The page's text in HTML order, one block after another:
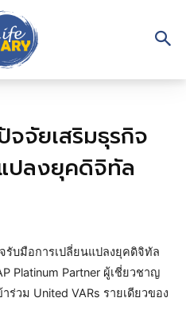
จัยเสริมธุรกิจ
ปลงยุคดิจิทัล
รับมือการเปลี่ยนแปลงยุคดิจิทัล
Platinum Partner ผู้เชี่ยวชาญ
วม United VARs รายเดียวของ